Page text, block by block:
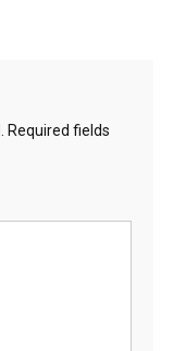
Required fields